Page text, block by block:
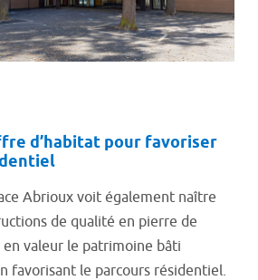
d’habitat pour favoriser
Abrioux voit également naître
de qualité en pierre de
valeur le patrimoine bâti
favorisant le parcours résidentiel.